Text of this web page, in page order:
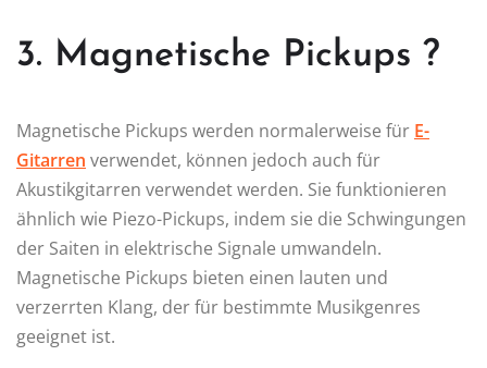
3. Magnetische Pickups ?
Magnetische Pickups werden normalerweise für E-
Gitarren verwendet, können jedoch auch für
Akustikgitarren verwendet werden. Sie funktionieren
ähnlich wie Piezo-Pickups, indem sie die Schwingungen
der Saiten in elektrische Signale umwandeln.
Magnetische Pickups bieten einen lauten und
verzerrten Klang, der für bestimmte Musikgenres
geeignet ist.